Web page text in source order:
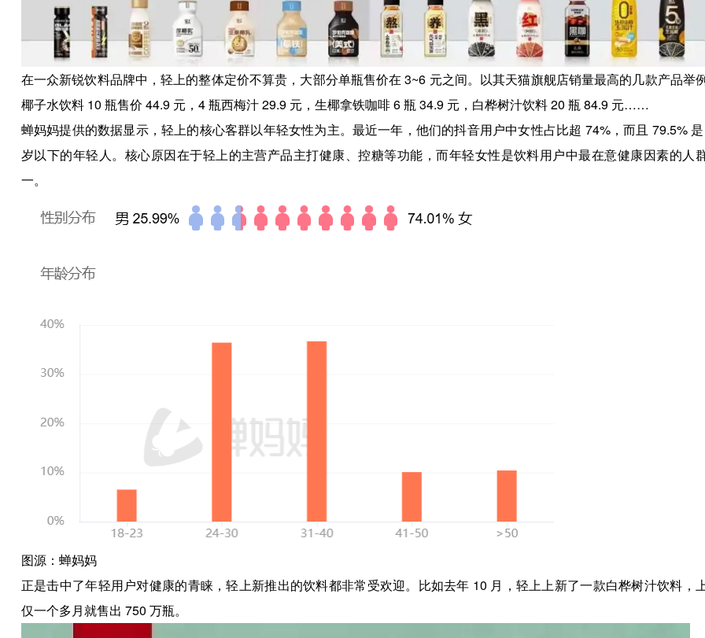
在一众新锐饮料品牌中，轻上的整体定价不算贵，大部分单瓶售价在 3~6 元之间。以其天猫旗舰店销量最高的几款产品举
椰子水饮料 10 瓶售价 44.9 元，4 瓶西梅汁 29.9 元，生椰拿铁咖啡 6 瓶 34.9 元，白桦树汁饮料 20 瓶 84.9 元……
蝉妈妈提供的数据显示，轻上的核心客群以年轻女性为主。最近一年，他们的抖音用户中女性占比超 74%，而且 79.5%
岁以下的年轻人。核心原因在于轻上的主营产品主打健康、控糖等功能，而年轻女性是饮料用户中最在意健康因素的人
一。
图源：蝉妈妈
正是击中了年轻用户对健康的青睐，轻上新推出的饮料都非常受欢迎。比如去年 10 月，轻上上新了一款白桦树汁饮料，
仅一个多月就售出 750 万瓶。